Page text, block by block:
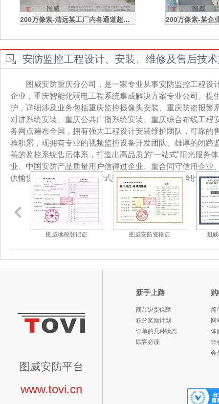
200万像素-清远某工厂内各通道超高清视频监控效果录像演示
安防监控工程设计、安装、维修及售后技
图威安防重庆分公司，是一家专业从事安防监控工程
企业，重庆智能化弱电工程系统集成解决方案专业公司。
护，详细涉及业务包括重庆监控摄像头安装、重庆防盗报
对讲系统安装、重庆公共广播系统安装、重庆综合布线工
务网点遍布全国，拥有强大工程设计安装维护团队，可靠
验积累，现拥有专业的视频监控设备开发团队、雄厚的闭
善的监控系统售后体系，打造出高品质的“一站式”阳光服务
业、中国安防产品质量用户信得过企业、重合同守信用企
供愉悦的网上安防监控一站式购买、安装及售后体验!找安
图威地税登记证 图威安防资格证 图
图威安防平台
www.tovi.cn
新手上路
商品退货保障
积分奖励计划
订单的几种状态
顾客必读
简
网
体
非
会